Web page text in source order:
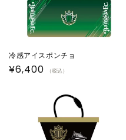
冷感アイスポンチョ
通
¥6,400 （税込）